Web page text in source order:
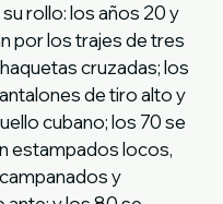
rollo: los años 20 y
por los trajes de tres
cruzadas; los
de tiro alto y
cubano; los 70 se
estampados locos,
y